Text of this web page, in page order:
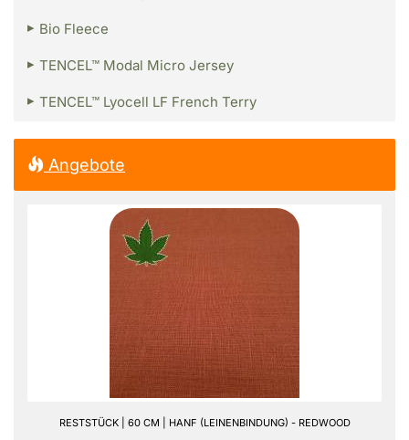
Bio Fleece
TENCEL™ Modal Micro Jersey
TENCEL™ Lyocell LF French Terry
Angebote
RESTSTÜCK | 60 CM | HANF (LEINENBINDUNG) - REDWOOD